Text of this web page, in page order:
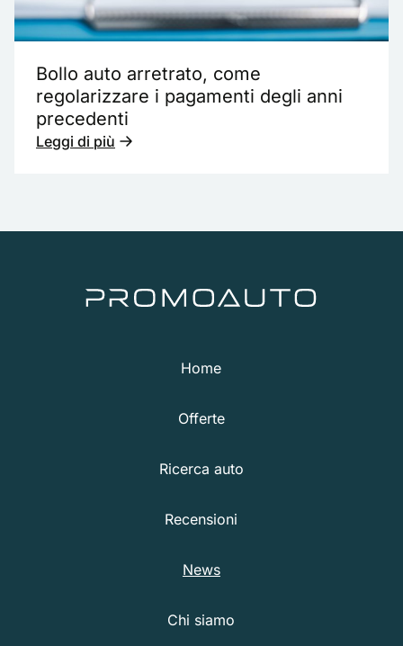
Bollo auto arretrato, come
regolarizzare i pagamenti degli anni
precedenti
Leggi di più
Home
Offerte
Ricerca auto
Recensioni
News
Chi siamo